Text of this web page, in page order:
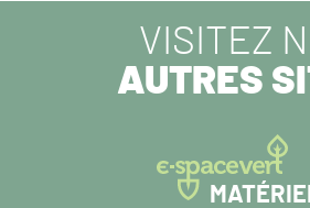
VISITEZ
AUTRES